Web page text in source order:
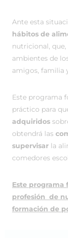
Ante esta
hábitos de
nutricional,
ambientes de
amigos, familia
Este programa
práctico para
adquiridos
obtendrá las
supervisar la
comedores
Este programa
profesión de
formación de